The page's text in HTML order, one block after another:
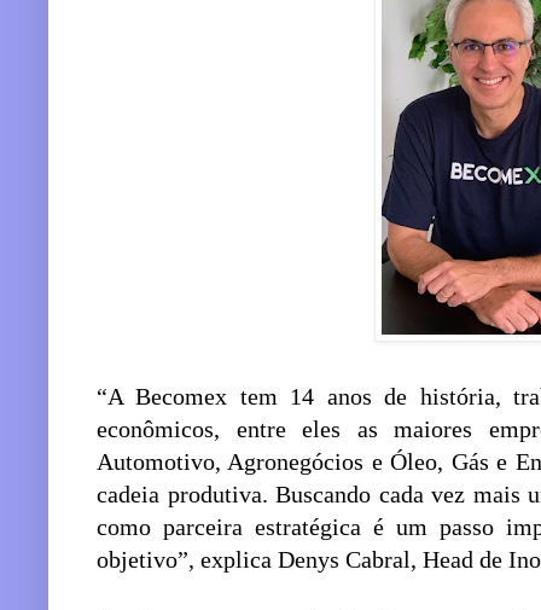
“A Becomex tem 14 anos de história,
econômicos, entre eles as maiores
Automotivo, Agronegócios e Óleo, Gás e
cadeia produtiva. Buscando cada vez mais
como parceira estratégica é um passo
objetivo”, explica Denys Cabral, Head de